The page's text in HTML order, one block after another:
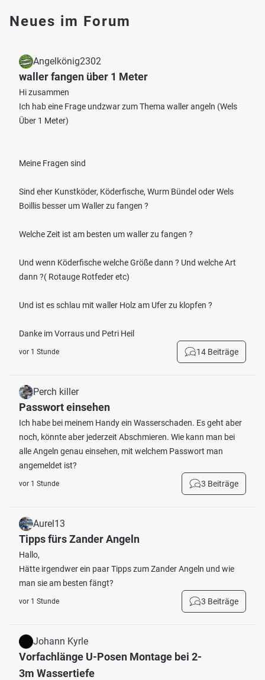
Neues im Forum
Angelkönig2302
waller fangen über 1 Meter
Hi zusammen
Ich hab eine Frage undzwar zum Thema waller angeln (Wels
Über 1 Meter)
Meine Fragen sind
Sind eher Kunstköder, Köderfische, Wurm Bündel oder Wels
Boillis besser um Waller zu fangen ?
Welche Zeit ist am besten um waller zu fangen ?
Und wenn Köderfische welche Größe dann ? Und welche Art
dann ?( Rotauge Rotfeder etc)
Und ist es schlau mit waller Holz am Ufer zu klopfen ?
Danke im Vorraus und Petri Heil
vor 1 Stunde 14 Beiträge
Perch killer
Passwort einsehen
Ich habe bei meinem Handy ein Wasserschaden. Es geht aber
noch, könnte aber jederzeit Abschmieren. Wie kann man bei
alle Angeln genau einsehen, mit welchem Passwort man
angemeldet ist?
vor 1 Stunde 3 Beiträge
Aurel13
Tipps fürs Zander Angeln
Hallo,
Hätte irgendwer ein paar Tipps zum Zander Angeln und wie
man sie am besten fängt?
vor 1 Stunde 3 Beiträge
Johann Kyrle
Vorfachlänge U-Posen Montage bei 2-
3m Wassertiefe